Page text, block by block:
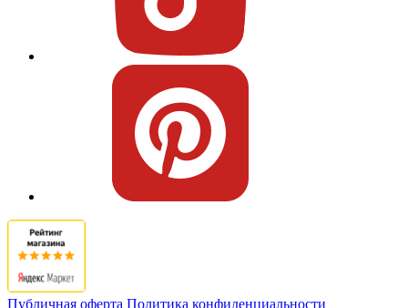
Публичная оферта Политика конфиденциальности